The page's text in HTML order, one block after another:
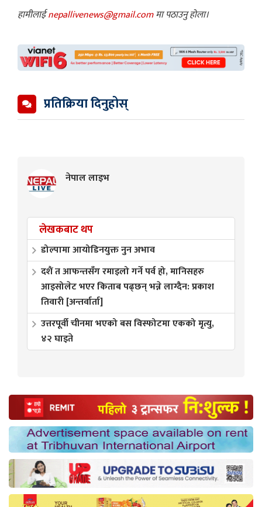
हामीलाईnepallivenews@gmail.comमा पठाउनु होला।
प्रतिक्रिया दिनुहोस्
नेपाल लाइभ
लेखकबाट थप
डोल्पामा आयोडिनयुक्त नुन अभाव
दशैं त आफन्तसँग रमाइलो गर्ने पर्व हो, मानिसहरु
आइसोलेट भएर किताब पढ्छन् भन्ने लाग्दैन: प्रकाश
तिवारी [अन्तर्वार्ता]
उत्तरपूर्वी चीनमा भएको बस विस्फोटमा एकको मृत्यु,
४२ घाइते